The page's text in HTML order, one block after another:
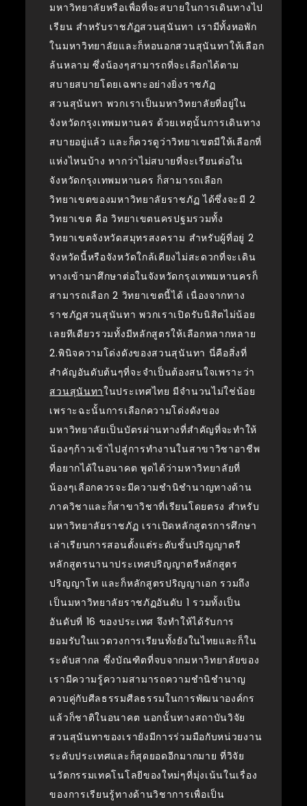
มหาวิทยาลัยหรือเพื่อที่จะสบายในการเดินทางไป
เรียน สำหรับราชภัฏสวนสุนันทา เรามีทั้งหอพัก
ในมหาวิทยาลัยและก็หอนอกสวนสุนันทาให้เลือก
ล้นหลาม ซึ่งน้องๆสามารถที่จะเลือกได้ตาม
สบายสบายโดยเฉพาะอย่างยิ่งราชภัฏ
สวนสุนันทา พวกเราเป็นมหาวิทยาลัยที่อยู่ใน
จังหวัดกรุงเทพมหานคร ด้วยเหตุนั้นการเดินทาง
สบายอยู่แล้ว และก็ควรดูว่าวิทยาเขตมีให้เลือกที่
แห่งไหนบ้าง หากว่าไม่สบายที่จะเรียนต่อใน
จังหวัดกรุงเทพมหานคร ก็สามารถเลือก
วิทยาเขตของมหาวิทยาลัยราชภัฏ ได้ซึ่งจะมี 2
วิทยาเขต คือ วิทยาเขตนครปฐมรวมทั้ง
วิทยาเขตจังหวัดสมุทรสงคราม สำหรับผู้ที่อยู่ 2
จังหวัดนี้หรือจังหวัดใกล้เคียงไม่สะดวกที่จะเดิน
ทางเข้ามาศึกษาต่อในจังหวัดกรุงเทพมหานครก็
สามารถเลือก 2 วิทยาเขตนี้ได้ เนื่องจากทาง
ราชภัฏสวนสุนันทา พวกเราเปิดรับนิสิตไม่น้อย
เลยทีเดียวรวมทั้งมีหลักสูตรให้เลือกหลากหลาย
2.พินิจความโด่งดังของสวนสุนันทา นี่คือสิ่งที่
สำคัญอันดับต้นๆที่จะจำเป็นต้องสนใจเพราะว่า
สวนสุนันทาในประเทศไทย มีจำนวนไม่ใช่น้อย
เพราะฉะนั้นการเลือกความโด่งดังของ
มหาวิทยาลัยเป็นบัตรผ่านทางที่สำคัญที่จะทำให้
น้องๆก้าวเข้าไปสู่การทำงานในสาขาวิชาอาชีพ
ที่อยากได้ในอนาคต พูดได้ว่ามหาวิทยาลัยที่
น้องๆเลือกควรจะมีความชำนิชำนาญทางด้าน
ภาควิชาและก็สาขาวิชาที่เรียนโดยตรง สำหรับ
มหาวิทยาลัยราชภัฏ เราเปิดหลักสูตรการศึกษา
เล่าเรียนการสอนตั้งแต่ระดับชั้นปริญญาตรี
หลักสูตรนานาประเทศปริญญาตรีหลักสูตร
ปริญญาโท และก็หลักสูตรปริญญาเอก รวมถึง
เป็นมหาวิทยาลัยราชภัฏอันดับ 1 รวมทั้งเป็น
อันดับที่ 16 ของประเทศ จึงทำให้ได้รับการ
ยอมรับในแวดวงการเรียนทั้งยังในไทยและก็ใน
ระดับสากล ซึ่งบัณฑิตที่จบจากมหาวิทยาลัยของ
เรามีความรู้ความสามารถความชำนิชำนาญ
ควบคู่กับศีลธรรมศีลธรรมในการพัฒนาองค์กร
แล้วก็ชาติในอนาคต นอกนั้นทางสถาบันวิจัย
สวนสุนันทาของเรายังมีการร่วมมือกับหน่วยงาน
ระดับประเทศและก็สุดยอดอีกมากมาย ที่วิจัย
นวัตกรรมเทคโนโลยีของใหม่ๆที่มุ่งเน้นในเรื่อง
ของการเรียนรู้ทางด้านวิชาการเพื่อเป็น